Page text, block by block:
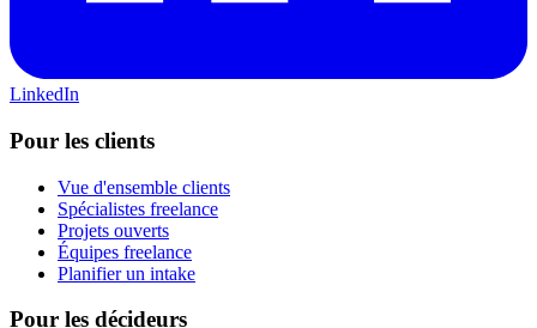
LinkedIn
Pour les clients
Vue d'ensemble clients
Spécialistes freelance
Projets ouverts
Équipes freelance
Planifier un intake
Pour les décideurs